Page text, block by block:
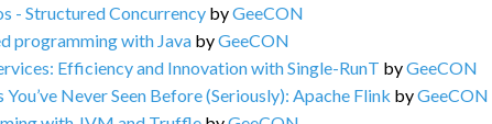
- Structured Concurrency byGeeCON
programming with Java byGeeCON
Efficiency and Innovation with Single-RunT byGeeCON
Never Seen Before (Seriously): Apache Flink byGeeCON